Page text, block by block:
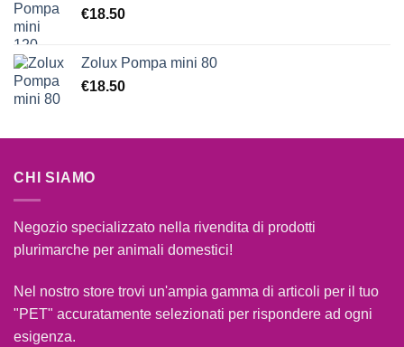
€18.50
Zolux Pompa mini 80
€18.50
CHI SIAMO
Negozio specializzato nella rivendita di prodotti
plurimarche per animali domestici!
Nel nostro store trovi un'ampia gamma di articoli per il tuo
"PET" accuratamente selezionati per rispondere ad ogni
esigenza.